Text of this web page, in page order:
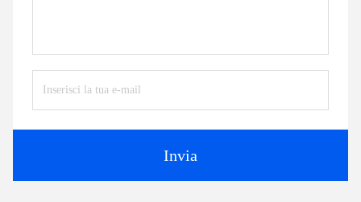
Invia